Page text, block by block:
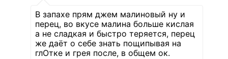
В запахе прям джем малиновый ну и
перец, во вкусе малина больше кислая
а не сладкая и быстро теряется, перец
же даёт о себе знать пощипывая на
глОтке и грея после, в общем ок.